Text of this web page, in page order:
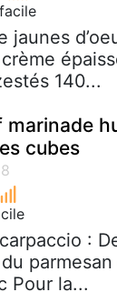
facile
jaunes
140...
marinade
cubes
:
Pour la...